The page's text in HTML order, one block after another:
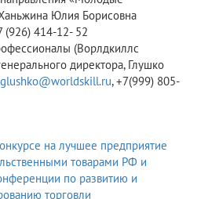
Юлия Борисовна
(926) 414-12- 52
(Ворлдкиллс
директора, Глушко
, +7(999) 805-